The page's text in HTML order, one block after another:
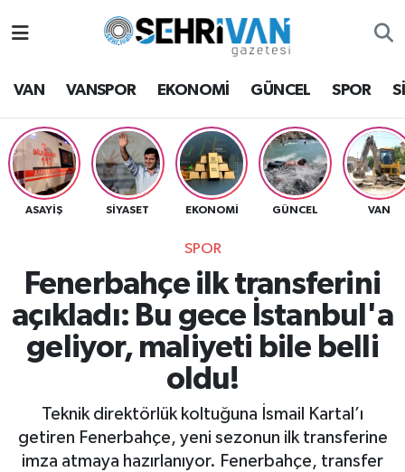
VAN VANSPOR EKONOMİ GÜNCEL SPOR
ASAYİŞ SİYASET EKONOMİ GÜNCEL VAN
SPOR
Fenerbahçe ilk transferini
açıkladı: Bu gece İstanbul'a
geliyor, maliyeti bile belli
oldu!
Teknik direktörlük koltuğuna İsmail Kartal’ı
getiren Fenerbahçe, yeni sezonun ilk transferine
imza atmaya hazırlanıyor. Fenerbahçe, transfer
Van Hava Durumu
VAN Namaz Vakitleri
Van Trafik Yoğunluk Haritası
Süper Lig Puan Durumu ve Fikstür
Tüm Manşetler
Son Dakika Haberleri